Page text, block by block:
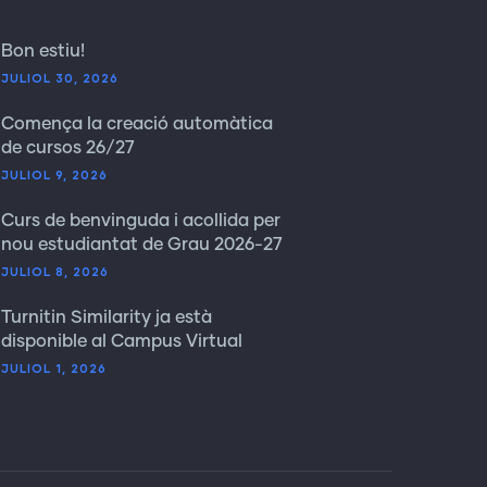
Bon estiu!
JULIOL 30, 2026
Comença la creació automàtica
de cursos 26/27
JULIOL 9, 2026
Curs de benvinguda i acollida per
nou estudiantat de Grau 2026-27
JULIOL 8, 2026
Turnitin Similarity ja està
disponible al Campus Virtual
JULIOL 1, 2026